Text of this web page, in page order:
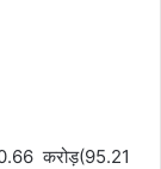
करोड़(95.21